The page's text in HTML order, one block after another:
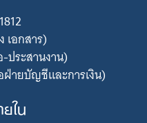
เอกสาร)
ประสานงาน)
ฝ่ายบัญชีและการเงิน)
ใน